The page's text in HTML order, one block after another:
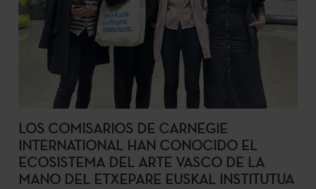
LOS COMISARIOS DE CARNEGIE
INTERNATIONAL HAN CONOCIDO EL
ECOSISTEMA DEL ARTE VASCO DE LA
MANO DEL ETXEPARE EUSKAL INSTITUTUA